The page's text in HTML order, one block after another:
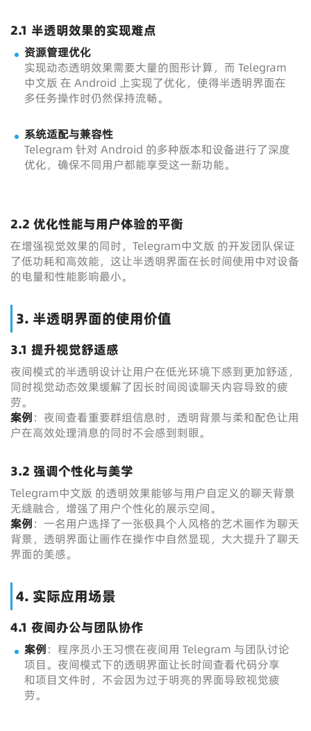
2.1 半透明效果的实现难点
资源管理优化
实现动态透明效果需要大量的图形计算，而 Telegram
中文版 在 Android 上实现了优化，使得半透明界面在
多任务操作时仍然保持流畅。
系统适配与兼容性
Telegram 针对 Android 的多种版本和设备进行了深度
优化，确保不同用户都能享受这一新功能。
2.2 优化性能与用户体验的平衡
在增强视觉效果的同时，Telegram中文版 的开发团队保证
了低功耗和高效能，这让半透明界面在长时间使用中对设备
的电量和性能影响最小。
3. 半透明界面的使用价值
3.1 提升视觉舒适感
夜间模式的半透明设计让用户在低光环境下感到更加舒适，
同时视觉动态效果缓解了因长时间阅读聊天内容导致的疲
劳。
案例：夜间查看重要群组信息时，透明背景与柔和配色让用
户在高效处理消息的同时不会感到刺眼。
3.2 强调个性化与美学
Telegram中文版 的透明效果能够与用户自定义的聊天背景
无缝融合，增强了用户个性化的展示空间。
案例：一名用户选择了一张极具个人风格的艺术画作为聊天
背景，透明界面让画作在操作中自然显现，大大提升了聊天
界面的美感。
4. 实际应用场景
4.1 夜间办公与团队协作
案例：程序员小王习惯在夜间用 Telegram 与团队讨论
项目。夜间模式下的透明界面让长时间查看代码分享
和项目文件时，不会因为过于明亮的界面导致视觉疲
劳。